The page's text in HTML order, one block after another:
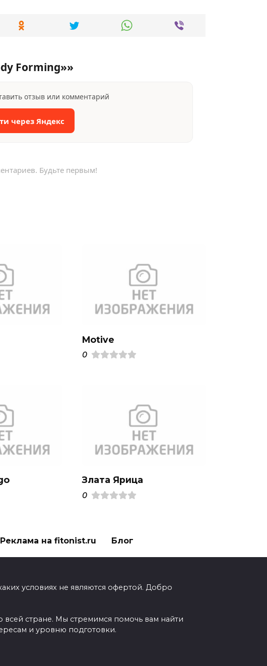
Forming»»
отзыв или комментарий
через Яндекс
Будьте первым!
Motive
0
Злата Ярица
0
Реклама на fitonist.ru Блог
условиях не являются офертой. Добро
стране. Мы стремимся помочь вам найти
и уровню подготовки.